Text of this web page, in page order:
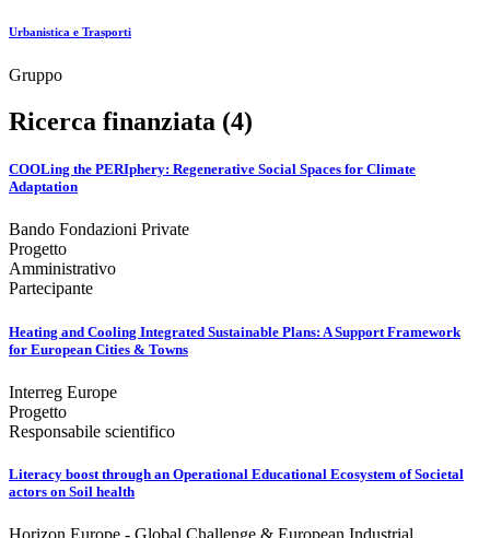
Urbanistica e Trasporti
Gruppo
Ricerca finanziata (4)
COOLing the PERIphery: Regenerative Social Spaces for Climate
Adaptation
Bando Fondazioni Private
Progetto
Amministrativo
Partecipante
Heating and Cooling Integrated Sustainable Plans: A Support Framework
for European Cities & Towns
Interreg Europe
Progetto
Responsabile scientifico
Literacy boost through an Operational Educational Ecosystem of Societal
actors on Soil health
Horizon Europe - Global Challenge & European Industrial